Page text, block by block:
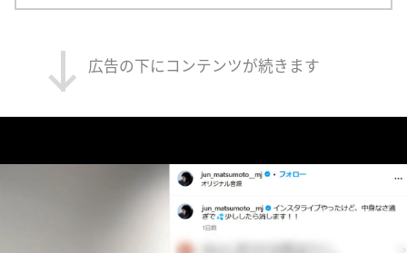
広告の下にコンテンツが続きます